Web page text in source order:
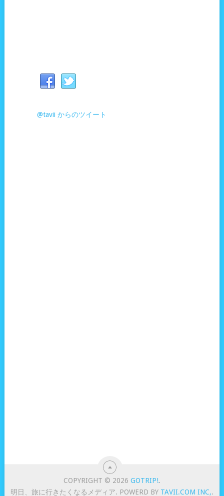
@tavii からのツイート
COPYRIGHT © 2026GOTRIP!.
明日、旅に行きたくなるメディア. POWERD BY TAVII.COM INC,.